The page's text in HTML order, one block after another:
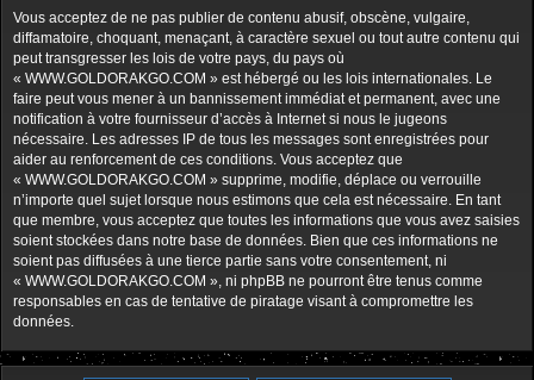
Vous acceptez de ne pas publier de contenu abusif, obscène, vulgaire,
diffamatoire, choquant, menaçant, à caractère sexuel ou tout autre contenu qui
peut transgresser les lois de votre pays, du pays où
« WWW.GOLDORAKGO.COM » est hébergé ou les lois internationales. Le
faire peut vous mener à un bannissement immédiat et permanent, avec une
notification à votre fournisseur d’accès à Internet si nous le jugeons
nécessaire. Les adresses IP de tous les messages sont enregistrées pour
aider au renforcement de ces conditions. Vous acceptez que
« WWW.GOLDORAKGO.COM » supprime, modifie, déplace ou verrouille
n’importe quel sujet lorsque nous estimons que cela est nécessaire. En tant
que membre, vous acceptez que toutes les informations que vous avez saisies
soient stockées dans notre base de données. Bien que ces informations ne
soient pas diffusées à une tierce partie sans votre consentement, ni
« WWW.GOLDORAKGO.COM », ni phpBB ne pourront être tenus comme
responsables en cas de tentative de piratage visant à compromettre les
données.